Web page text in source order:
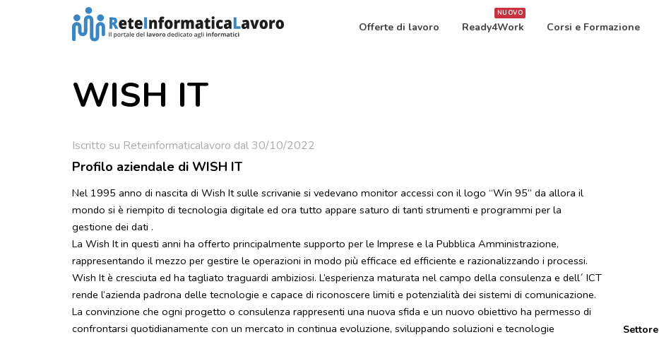
Offerte di lavoro
NUOVO
Ready4Work Corsi e Formazione
WISH IT
Iscritto su Reteinformaticalavoro dal 30/10/2022
Profilo aziendale di WISH IT
Nel 1995 anno di nascita di Wish It sulle scrivanie si vedevano monitor accessi con il logo “Win 95” da allora il
mondo si è riempito di tecnologia digitale ed ora tutto appare saturo di tanti strumenti e programmi per la
gestione dei dati .
La Wish It in questi anni ha offerto principalmente supporto per le Imprese e la Pubblica Amministrazione,
rappresentando il mezzo per gestire le operazioni in modo più efficace ed efficiente e razionalizzando i processi.
Wish It è cresciuta ed ha tagliato traguardi ambiziosi. L’esperienza maturata nel campo della consulenza e dell´ ICT
rende l’azienda padrona delle tecnologie e capace di riconoscere limiti e potenzialità dei sistemi di comunicazione.
La convinzione che ogni progetto o consulenza rappresenti una nuova sfida e un nuovo obiettivo ha permesso di
confrontarsi quotidianamente con un mercato in continua evoluzione, sviluppando soluzioni e tecnologie
Settore